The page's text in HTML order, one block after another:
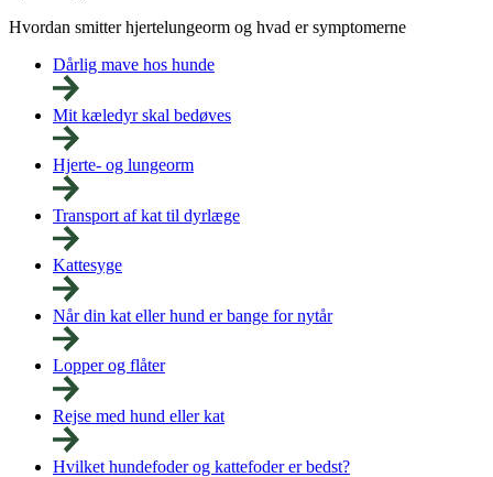
Hvordan smitter hjertelungeorm og hvad er symptomerne
Dårlig mave hos hunde
Mit kæledyr skal bedøves
Hjerte- og lungeorm
Transport af kat til dyrlæge
Kattesyge
Når din kat eller hund er bange for nytår
Lopper og flåter
Rejse med hund eller kat
Hvilket hundefoder og kattefoder er bedst?